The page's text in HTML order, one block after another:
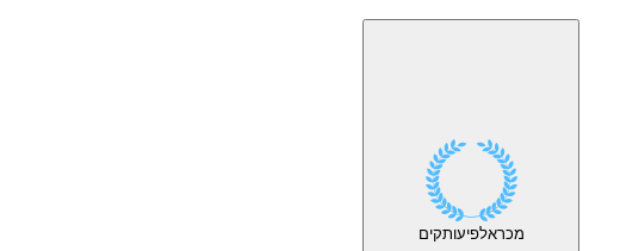
מכראלפיעותקים